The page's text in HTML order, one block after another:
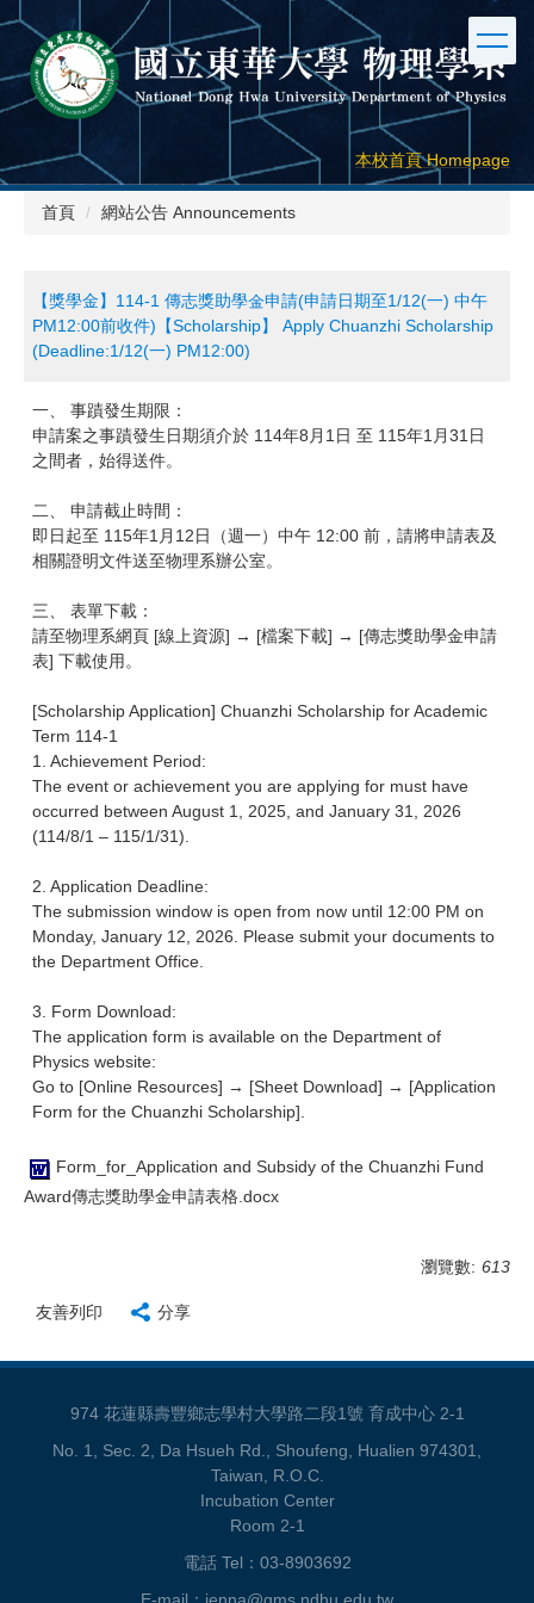
跳
要
區
本校首頁 Homepage
首頁 網站公告 Announcements
【獎學金】114-1 傳志獎助學金申請(申請日期至1/12(一) 中午
PM12:00前收件)【Scholarship】 Apply Chuanzhi Scholarship
(Deadline:1/12(一) PM12:00)
一、 事蹟發生期限：
申請案之事蹟發生日期須介於 114年8月1日 至 115年1月31日
之間者，始得送件。
二、 申請截止時間：
即日起至 115年1月12日（週一）中午 12:00 前，請將申請表及
相關證明文件送至物理系辦公室。
三、 表單下載：
請至物理系網頁 [線上資源] → [檔案下載] → [傳志獎助學金申請
表] 下載使用。
[Scholarship Application] Chuanzhi Scholarship for Academic
Term 114-1
1. Achievement Period:
The event or achievement you are applying for must have
occurred between August 1, 2025, and January 31, 2026
(114/8/1 – 115/1/31).
2. Application Deadline:
The submission window is open from now until 12:00 PM on
Monday, January 12, 2026. Please submit your documents to
the Department Office.
3. Form Download:
The application form is available on the Department of
Physics website:
Go to [Online Resources] → [Sheet Download] → [Application
Form for the Chuanzhi Scholarship].
Form_for_Application and Subsidy of the Chuanzhi Fund
Award傳志獎助學金申請表格.docx
瀏覽數: 613
友善列印 分享
974 花蓮縣壽豐鄉志學村大學路二段1號 育成中心 2-1
No. 1, Sec. 2, Da Hsueh Rd., Shoufeng, Hualien 974301,
Taiwan, R.O.C.
Incubation Center
Room 2-1
電話 Tel：03-8903692
E-mail：jenna@gms.ndhu.edu.tw